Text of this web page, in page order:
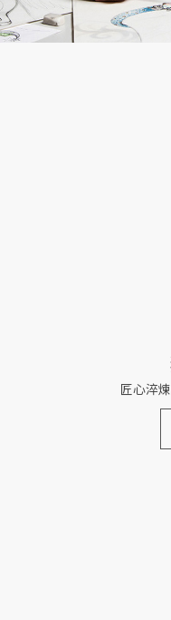
匠心淬